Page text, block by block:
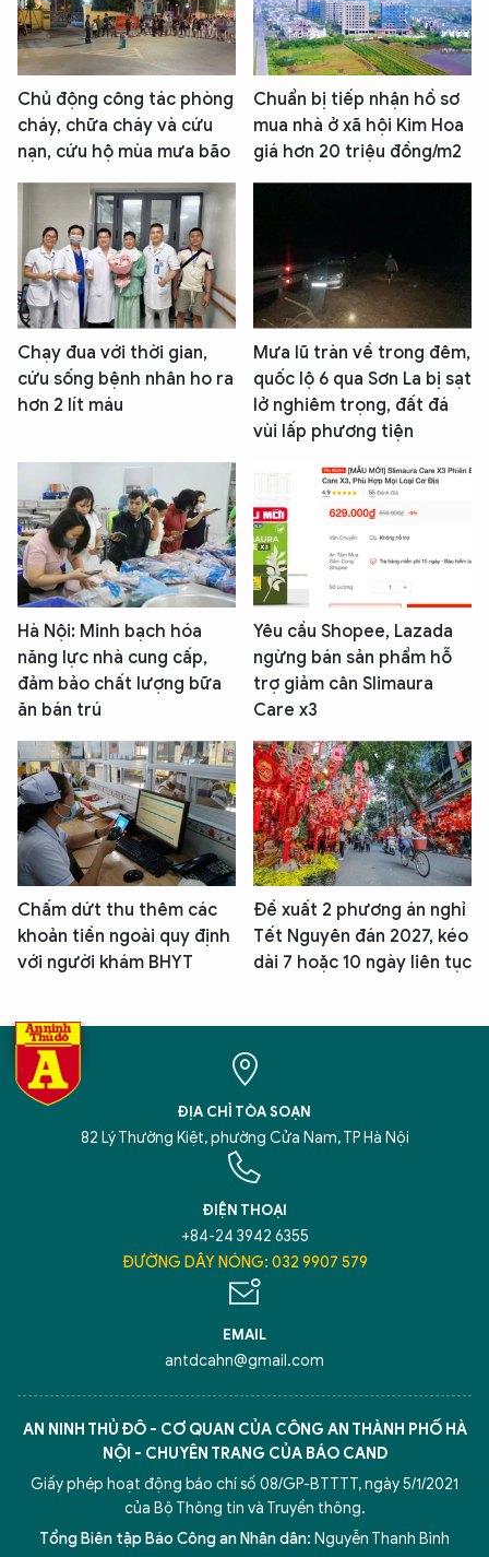
Chủ động công tác phòng
cháy, chữa cháy và cứu
nạn, cứu hộ mùa mưa bão
Chuẩn bị tiếp nhận hồ sơ
mua nhà ở xã hội Kim Hoa
giá hơn 20 triệu đồng/m2
Chạy đua với thời gian,
cứu sống bệnh nhân ho ra
hơn 2 lít máu
Mưa lũ tràn về trong đêm,
quốc lộ 6 qua Sơn La bị sạt
lở nghiêm trọng, đất đá
vùi lấp phương tiện
Hà Nội: Minh bạch hóa
năng lực nhà cung cấp,
đảm bảo chất lượng bữa
ăn bán trú
Yêu cầu Shopee, Lazada
ngừng bán sản phẩm hỗ
trợ giảm cân Slimaura
Care x3
Chấm dứt thu thêm các
khoản tiền ngoài quy định
với người khám BHYT
Đề xuất 2 phương án nghỉ
Tết Nguyên đán 2027, kéo
dài 7 hoặc 10 ngày liên tục
ĐỊA CHỈ TÒA SOẠN
82 Lý Thường Kiệt, phường Cửa Nam, TP Hà Nội
ĐIỆN THOẠI
+84-24 3942 6355
ĐƯỜNG DÂY NÓNG: 032 9907 579
EMAIL
antdcahn@gmail.com
AN NINH THỦ ĐÔ - CƠ QUAN CỦA CÔNG AN THÀNH PHỐ HÀ
NỘI - CHUYÊN TRANG CỦA BÁO CAND
Giấy phép hoạt động báo chí số 08/GP-BTTTT, ngày 5/1/2021
của Bộ Thông tin và Truyền thông.
Tổng Biên tập Báo Công an Nhân dân: Nguyễn Thanh Bình